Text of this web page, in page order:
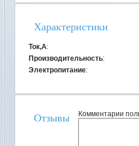
Характеристики
Ток,А:
Производительность:
Электропитание:
Отзывы Комментарии